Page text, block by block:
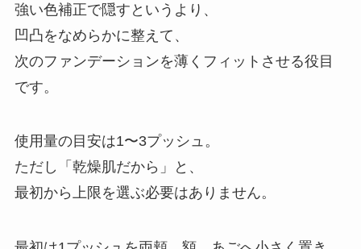
強い色補正で隠すというより、
凹凸をなめらかに整えて、
次のファンデーションを薄くフィットさせる役目
です。
使用量の目安は1〜3プッシュ。
ただし「乾燥肌だから」と、
最初から上限を選ぶ必要はありません。